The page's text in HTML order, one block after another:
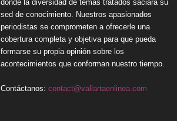
donde la diversidad de temas tratados saciará su
sed de conocimiento. Nuestros apasionados
periodistas se comprometen a ofrecerle una
cobertura completa y objetiva para que pueda
formarse su propia opinión sobre los
acontecimientos que conforman nuestro tiempo.
Contáctanos: contact@vallartaenlinea.com